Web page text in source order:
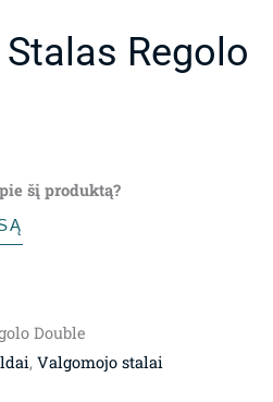
Regolo
šį produktą?
Double
, Valgomojo stalai